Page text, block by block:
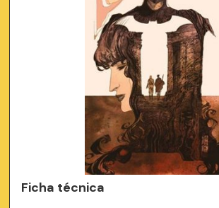
Ficha técnica